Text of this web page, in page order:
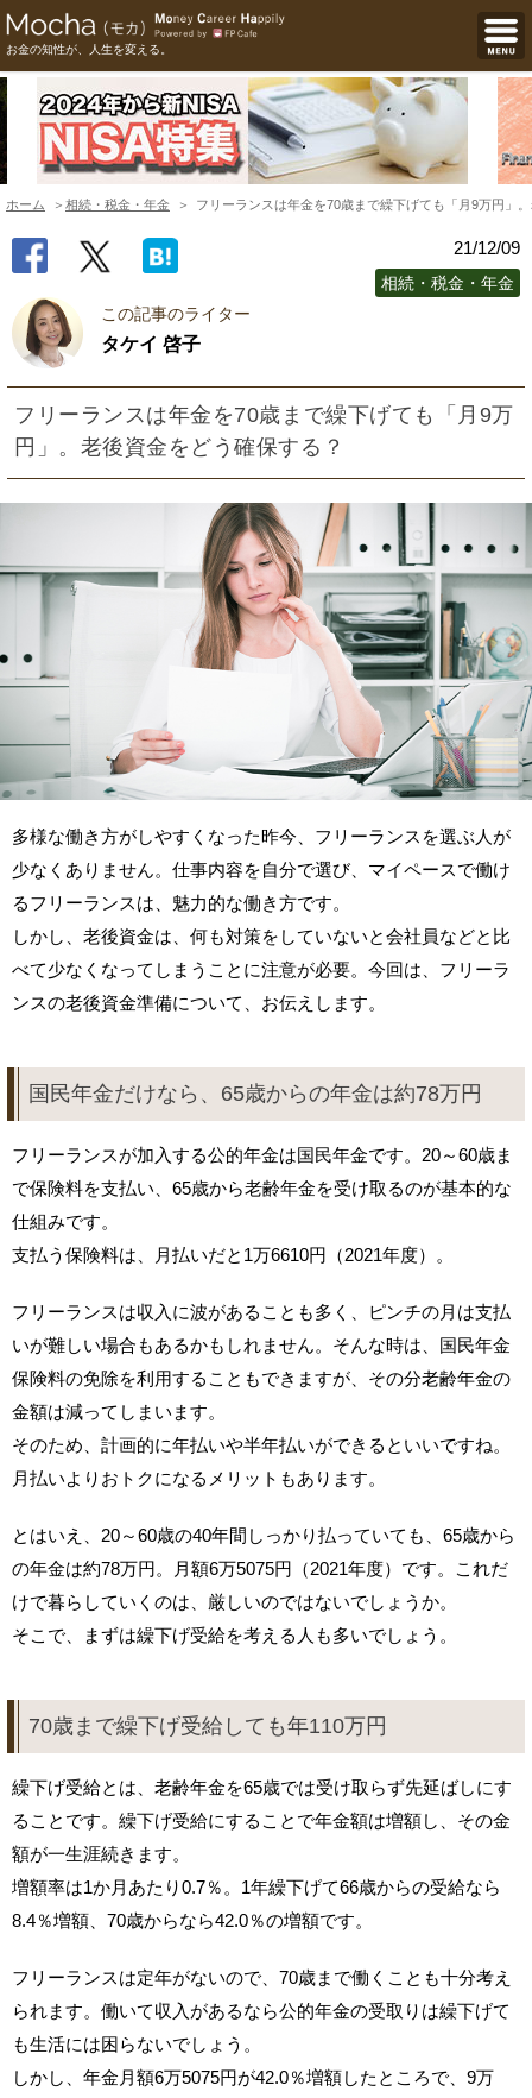
お金の知性が、人生を変える。
ホーム 相続・税金・年金 フリーランスは年金を70歳まで繰下げても「月9万円」
21/12/09
相続・税金・年金
この記事のライター
タケイ 啓子
フリーランスは年金を70歳まで繰下げても「月9万
円」。老後資金をどう確保する？
多様な働き方がしやすくなった昨今、フリーランスを選ぶ人が
少なくありません。仕事内容を自分で選び、マイペースで働け
るフリーランスは、魅力的な働き方です。
しかし、老後資金は、何も対策をしていないと会社員などと比
べて少なくなってしまうことに注意が必要。今回は、フリーラ
ンスの老後資金準備について、お伝えします。
国民年金だけなら、65歳からの年金は約78万円
フリーランスが加入する公的年金は国民年金です。20～60歳ま
で保険料を支払い、65歳から老齢年金を受け取るのが基本的な
仕組みです。
支払う保険料は、月払いだと1万6610円（2021年度）。
フリーランスは収入に波があることも多く、ピンチの月は支払
いが難しい場合もあるかもしれません。そんな時は、国民年金
保険料の免除を利用することもできますが、その分老齢年金の
金額は減ってしまいます。
そのため、計画的に年払いや半年払いができるといいですね。
月払いよりおトクになるメリットもあります。
とはいえ、20～60歳の40年間しっかり払っていても、65歳から
の年金は約78万円。月額6万5075円（2021年度）です。これだ
けで暮らしていくのは、厳しいのではないでしょうか。
そこで、まずは繰下げ受給を考える人も多いでしょう。
70歳まで繰下げ受給しても年110万円
繰下げ受給とは、老齢年金を65歳では受け取らず先延ばしにす
ることです。繰下げ受給にすることで年金額は増額し、その金
額が一生涯続きます。
増額率は1か月あたり0.7％。1年繰下げて66歳からの受給なら
8.4％増額、70歳からなら42.0％の増額です。
フリーランスは定年がないので、70歳まで働くことも十分考え
られます。働いて収入があるなら公的年金の受取りは繰下げて
も生活には困らないでしょう。
しかし、年金月額6万5075円が42.0％増額したところで、9万